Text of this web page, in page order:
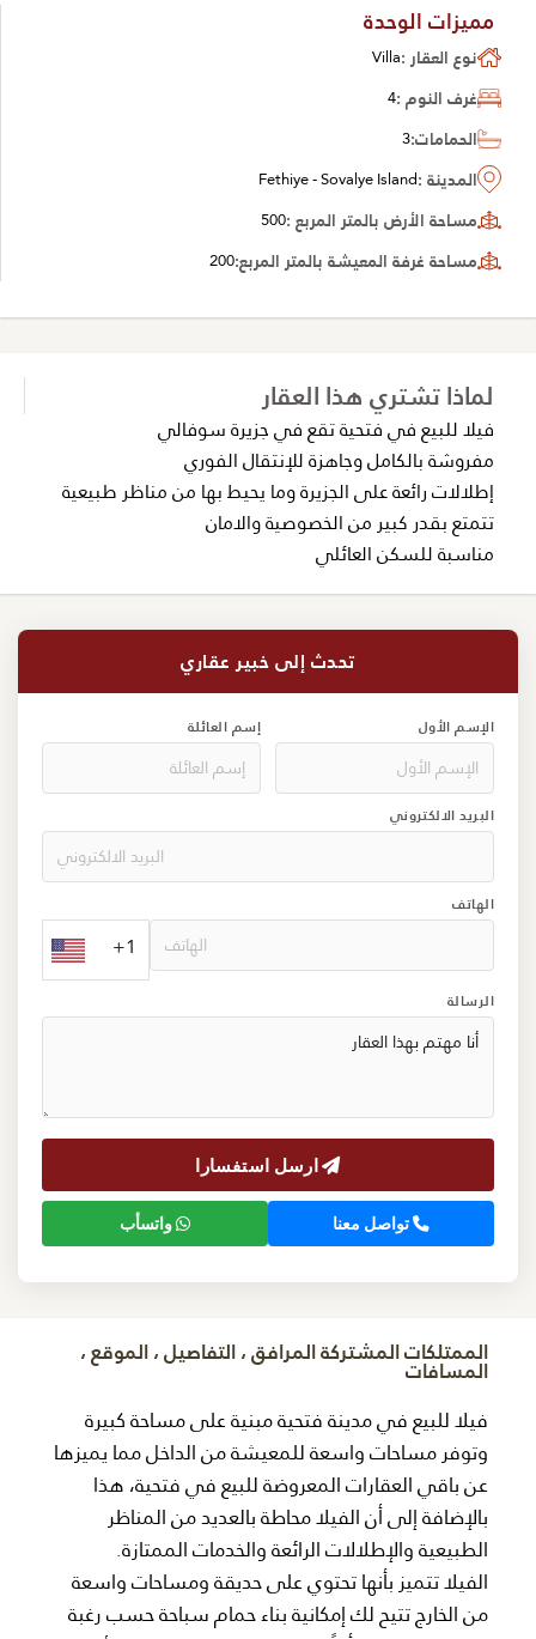
مميزات الوحدة
نوع العقار :Villa
غرف النوم :4
الحمامات:3
المدينة :Fethiye - Sovalye Island
مساحة الأرض بالمتر المربع :500
مساحة غرفة المعيشة بالمتر المربع:200
لماذا تشتري هذا العقار
فيلا للبيع في فتحية تقع في جزيرة سوفالي
مفروشة بالكامل وجاهزة للإنتقال الفوري
إطلالات رائعة على الجزيرة وما يحيط بها من مناظر طبيعية
تتمتع بقدر كبير من الخصوصية والامان
مناسبة للسكن العائلي
تحدث إلى خبير عقاري
الإسم الأول إسم العائلة
البريد الالكتروني
الهاتف
+1
الرسالة
ارسل استفسارا
تواصل معنا واتسأب
الممتلكات المشتركة المرافق ، التفاصيل ، الموقع ،
المسافات
فيلا للبيع في مدينة فتحية مبنية على مساحة كبيرة
وتوفر مساحات واسعة للمعيشة من الداخل مما يميزها
عن باقي العقارات المعروضة للبيع في فتحية، هذا
بالإضافة إلى أن الفيلا محاطة بالعديد من المناظر
الطبيعية والإطلالات الرائعة والخدمات الممتازة.
الفيلا تتميز بأنها تحتوي على حديقة ومساحات واسعة
من الخارج تتيح لك إمكانية بناء حمام سباحة حسب رغبة